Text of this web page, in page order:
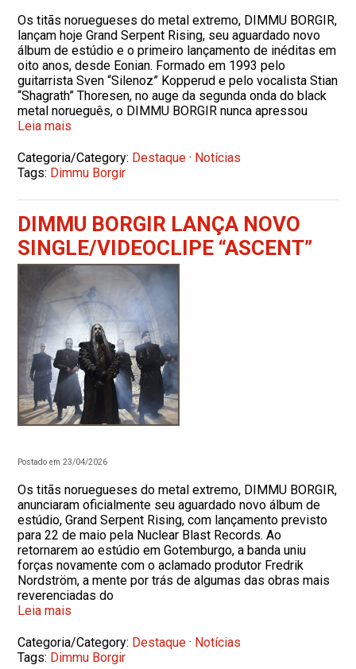
Os titãs noruegueses do metal extremo, DIMMU BORGIR,
lançam hoje Grand Serpent Rising, seu aguardado novo
álbum de estúdio e o primeiro lançamento de inéditas em
oito anos, desde Eonian. Formado em 1993 pelo
guitarrista Sven “Silenoz” Kopperud e pelo vocalista Stian
“Shagrath” Thoresen, no auge da segunda onda do black
metal norueguês, o DIMMU BORGIR nunca apressou
Leia mais
Categoria/Category: Destaque · Notícias
Tags: Dimmu Borgir
DIMMU BORGIR LANÇA NOVO
SINGLE/VIDEOCLIPE “ASCENT”
Postado em 23/04/2026
Os titãs noruegueses do metal extremo, DIMMU BORGIR,
anunciaram oficialmente seu aguardado novo álbum de
estúdio, Grand Serpent Rising, com lançamento previsto
para 22 de maio pela Nuclear Blast Records. Ao
retornarem ao estúdio em Gotemburgo, a banda uniu
forças novamente com o aclamado produtor Fredrik
Nordström, a mente por trás de algumas das obras mais
reverenciadas do
Leia mais
Categoria/Category: Destaque · Notícias
Tags: Dimmu Borgir